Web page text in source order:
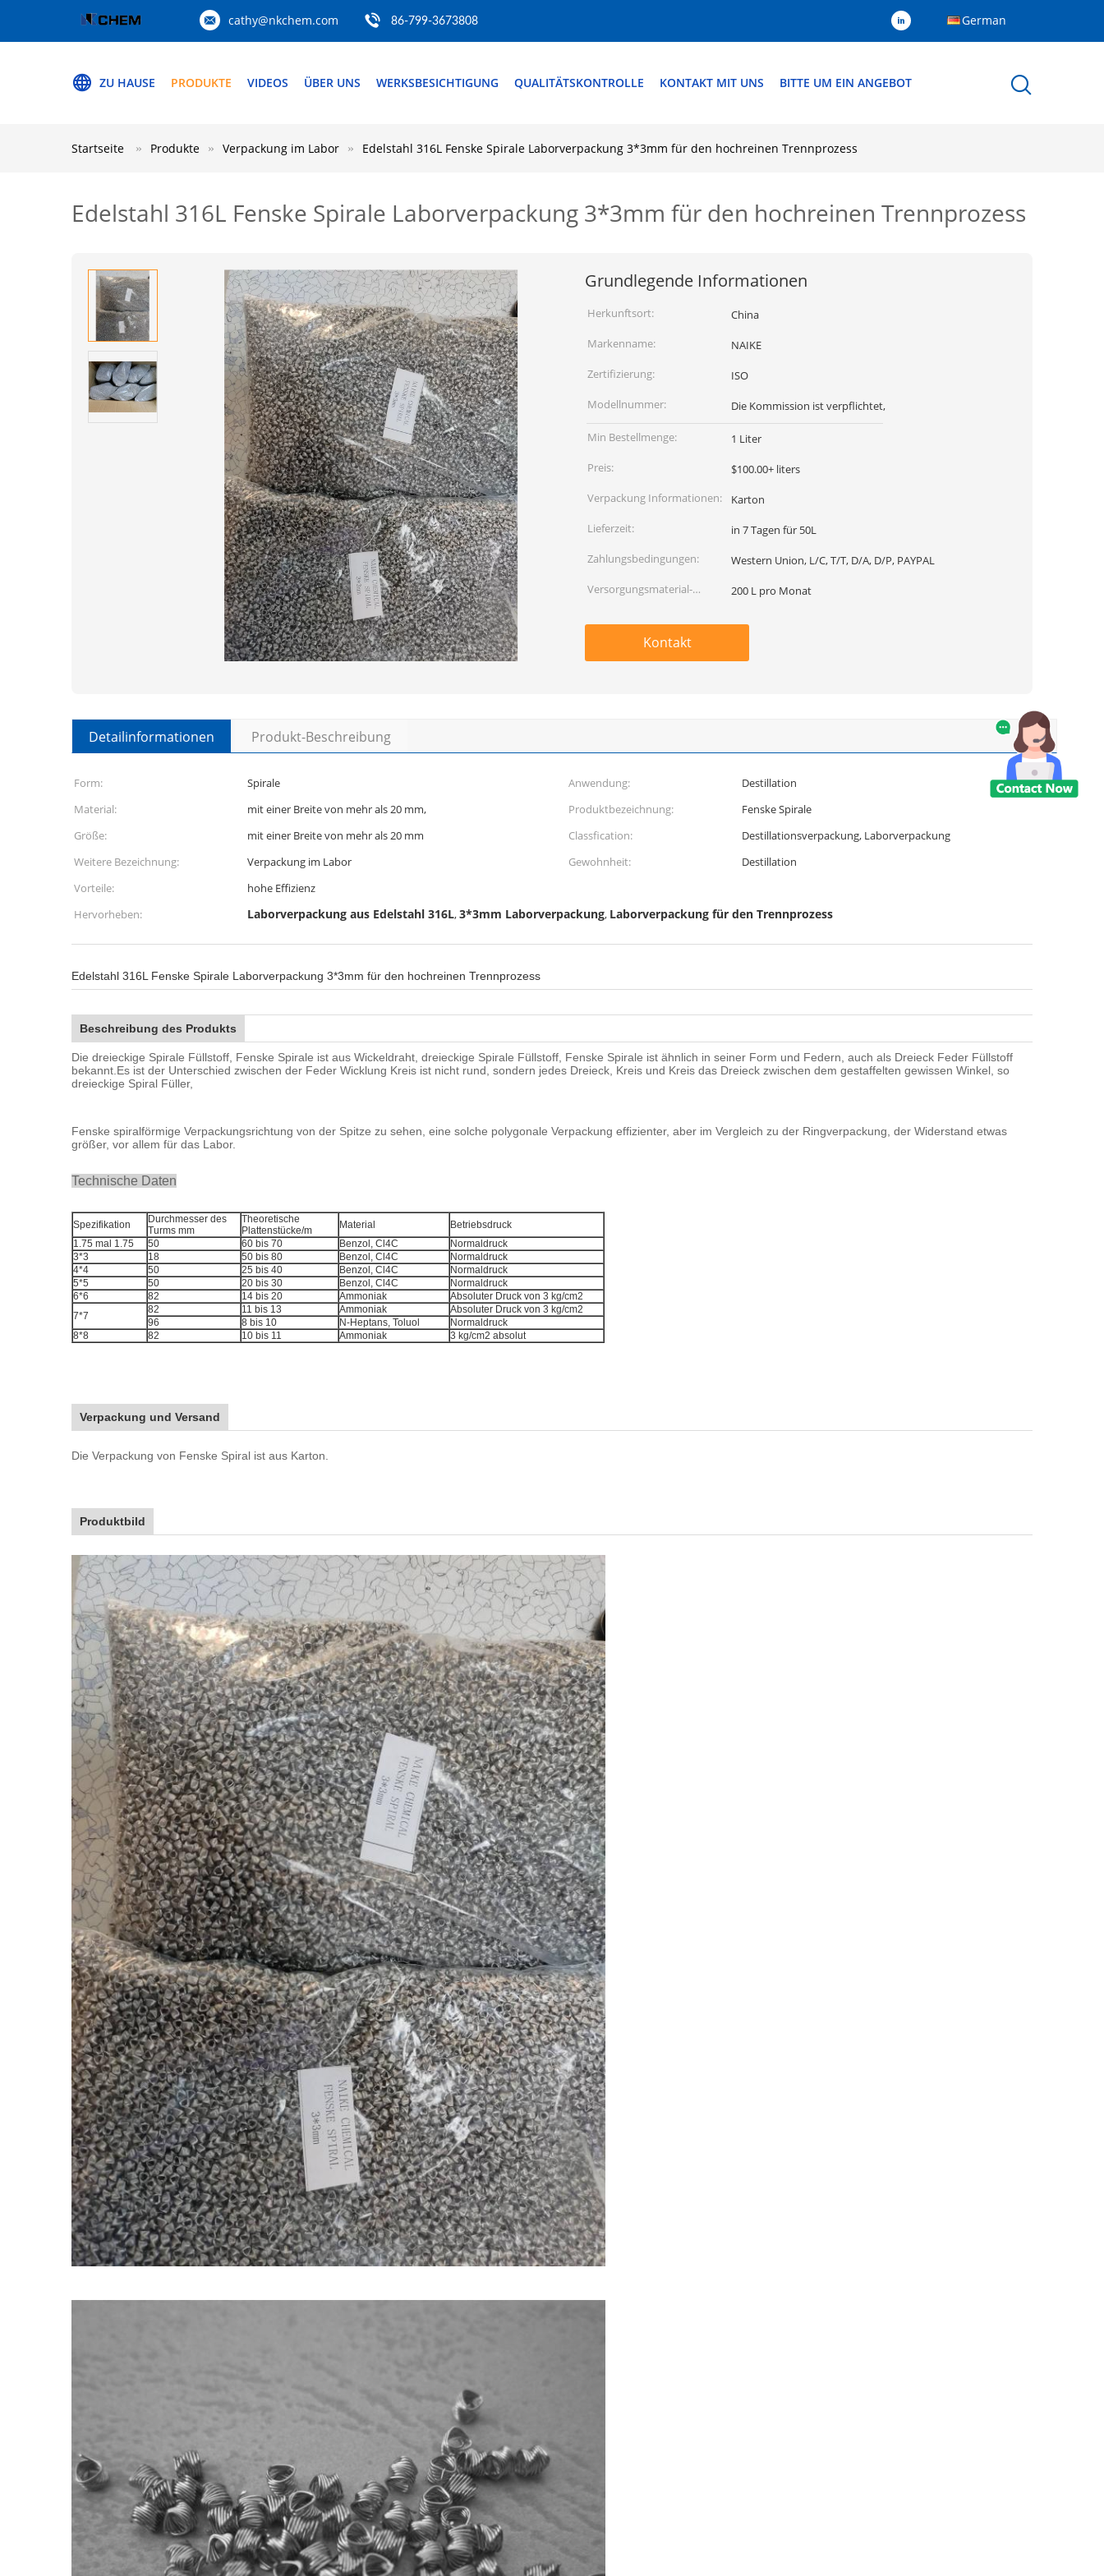
cathy@nkchem.com 86-799-3673808 German
ZU HAUSE PRODUKTE VIDEOS ÜBER UNS WERKSBESICHTIGUNG QUALITÄTSKONTROLLE KONTAKT MIT UNS BITTE UM EIN ANGEBOT
Startseite Produkte Verpackung im Labor Edelstahl 316L Fenske Spirale Laborverpackung 3*3mm für den hochreinen Trennprozess
Edelstahl 316L Fenske Spirale Laborverpackung 3*3mm für den hochreinen Trennprozess
Grundlegende Informationen
Herkunftsort:
China
Markenname:
NAIKE
Zertifizierung:
ISO
Modellnummer:
Die Kommission ist verpflichtet,
Min Bestellmenge:
1 Liter
Preis:
$100.00+ liters
Verpackung Informationen:
Karton
Lieferzeit:
in 7 Tagen für 50L
Zahlungsbedingungen:
Western Union, L/C, T/T, D/A, D/P, PAYPAL
Versorgungsmaterial-
200 L pro Monat
Kontakt
Detailinformationen Produkt-Beschreibung
Form: Spirale Anwendung:
Destillation
Material:
mit einer Breite von mehr als 20 mm, Produktbezeichnung:
Fenske Spirale
Größe:
mit einer Breite von mehr als 20 mm Classfication:
Destillationsverpackung, Laborverpackung
Weitere Bezeichnung:
Verpackung im Labor Gewohnheit:
Destillation
Vorteile:
hohe Effizienz
Hervorheben:
Laborverpackung aus Edelstahl 316L,3*3mm Laborverpackung, Laborverpackung für den Trennprozess
Edelstahl 316L Fenske Spirale Laborverpackung 3*3mm für den hochreinen Trennprozess
Beschreibung des Produkts
Die dreieckige Spirale Füllstoff, Fenske Spirale ist aus Wickeldraht, dreieckige Spirale Füllstoff, Fenske Spirale ist ähnlich in seiner Form und Federn, auch als Dreieck Feder Füllstoff
bekannt.Es ist der Unterschied zwischen der Feder Wicklung Kreis ist nicht rund, sondern jedes Dreieck, Kreis und Kreis das Dreieck zwischen dem gestaffelten gewissen Winkel, so
dreieckige Spiral Füller,
Fenske spiralförmige Verpackungsrichtung von der Spitze zu sehen, eine solche polygonale Verpackung effizienter, aber im Vergleich zu der Ringverpackung, der Widerstand etwas
größer, vor allem für das Labor.
Technische Daten
Spezifikation
Durchmesser des
Turms mm
Theoretische
Plattenstücke/m
Material
Betriebsdruck
1.75 mal 1.75
50 60 bis 70 Benzol, Cl4C
Normaldruck
3*3
18 50 bis 80 Benzol, Cl4C
Normaldruck
4*4
50 25 bis 40 Benzol, Cl4C
Normaldruck
5*5
50 20 bis 30 Benzol, Cl4C
Normaldruck
6*6
82 14 bis 20 Ammoniak
Absoluter Druck von 3 kg/cm2
7*7
82 11 bis 13 Ammoniak
Absoluter Druck von 3 kg/cm2
96
8 bis 10 N-Heptans, Toluol
Normaldruck
8*8
82 10 bis 11 Ammoniak 3 kg/cm2 absolut
Verpackung und Versand
Die Verpackung von Fenske Spiral ist aus Karton.
Produktbild